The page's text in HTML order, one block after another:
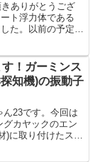
ありがとうござ
ト浮力体である
た。以前の予定し
！ガーミンス
知機)の振動子
ん23です。今回は
グカヤックのエン
)に取り付けたステ